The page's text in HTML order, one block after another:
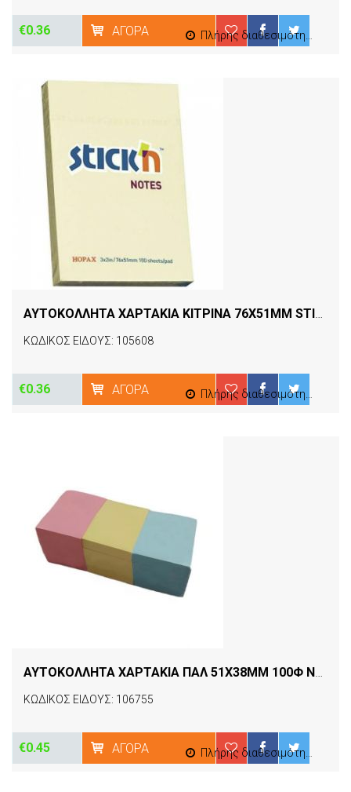
€0.36 ΑΓΟΡΆ Πλήρης διαθεσιμότητα
ΚΩΔΙΚΟΣ ΕΙΔΟΥΣ: 105608
€0.36 ΑΓΟΡΆ Πλήρης διαθεσιμότητα
ΚΩΔΙΚΟΣ ΕΙΔΟΥΣ: 106755
€0.45 ΑΓΟΡΆ Πλήρης διαθεσιμότητα